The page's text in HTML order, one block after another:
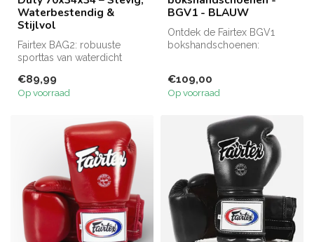
Waterbestendig &
Stijlvol
Fairtex BAG2: robuuste
sporttas van waterdicht
voor scho...
€89,99
Op voorraad
BGV1 - BLAUW
Ontdek de Fairtex BGV1
bokshandschoenen:
€109,00
Op voorraad